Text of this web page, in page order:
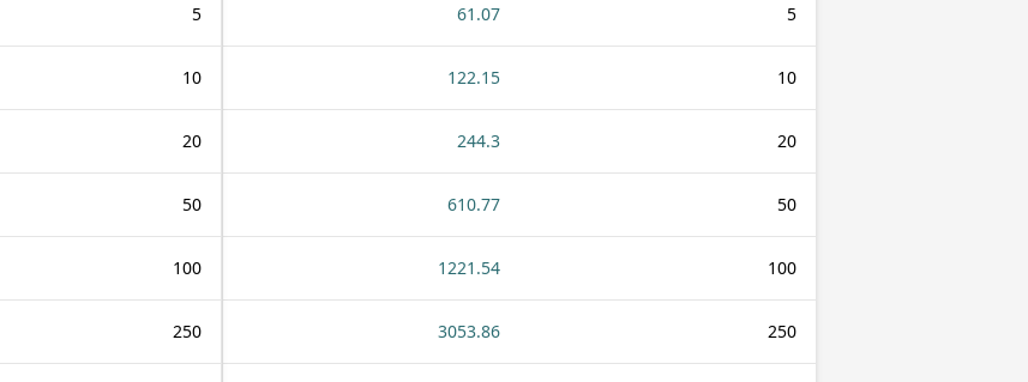
5
61.07
10
122.15
20
244.3
50
610.77
100
1221.54
250
3053.86
5
10
20
50
100
250